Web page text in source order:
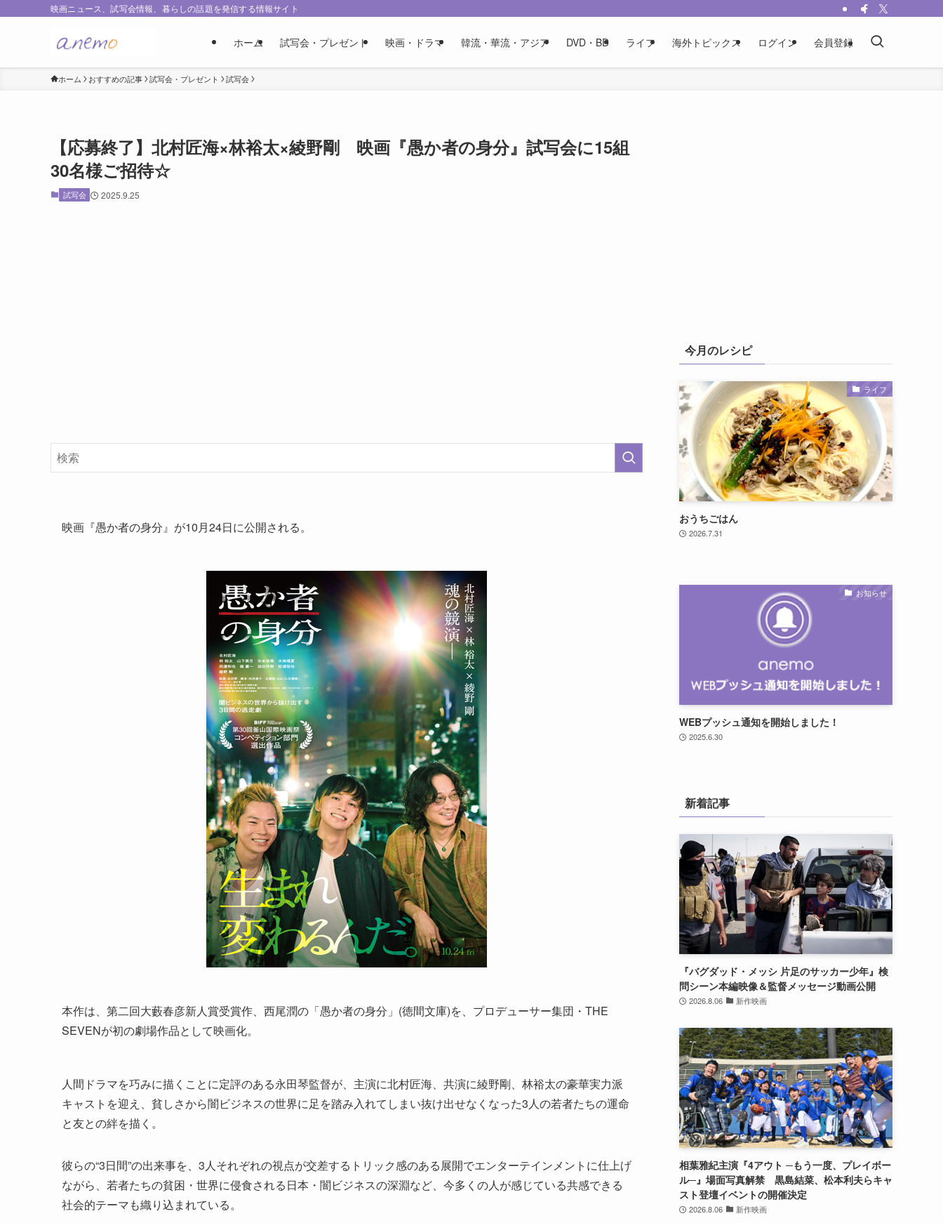
映画ニュース、試写会情報、暮らしの話題を発信する情報サイト
ホーム 試写会・プレゼント 映画・ドラマ 韓流・華流・アジア DVD・BD ライフ 海外トピックス ログイン 会員登録
ホーム おすすめの記事 試写会・プレゼント 試写会
【応募終了】北村匠海×林裕太×綾野剛 映画『愚か者の身分』試写会に15組
30名様ご招待☆
試写会 2025.9.25
映画『愚か者の身分』が10月24日に公開される。
本作は、第二回大藪春彦新人賞受賞作、西尾潤の「愚か者の身分」(徳間文庫)を、プロデューサー集団・THE
SEVENが初の劇場作品として映画化。
人間ドラマを巧みに描くことに定評のある永田琴監督が、主演に北村匠海、共演に綾野剛、林裕太の豪華実力派
キャストを迎え、貧しさから闇ビジネスの世界に足を踏み入れてしまい抜け出せなくなった3人の若者たちの運命
と友との絆を描く。
彼らの“3日間”の出来事を、3人それぞれの視点が交差するトリック感のある展開でエンターテインメントに仕上げ
ながら、若者たちの貧困・世界に侵食される日本・闇ビジネスの深淵など、今多くの人が感じている共感できる
社会的テーマも織り込まれている。
今月のレシピ
ライフ
おうちごはん
2026.7.31
お知らせ
WEBプッシュ通知を開始しました！
2025.6.30
新着記事
『バグダッド・メッシ 片足のサッカー少年』検
問シーン本編映像＆監督メッセージ動画公開
2026.8.06 新作映画
相葉雅紀主演『4アウト ─もう一度、プレイボー
ル─』場面写真解禁 黒島結菜、松本利夫らキャ
スト登壇イベントの開催決定
2026.8.06 新作映画